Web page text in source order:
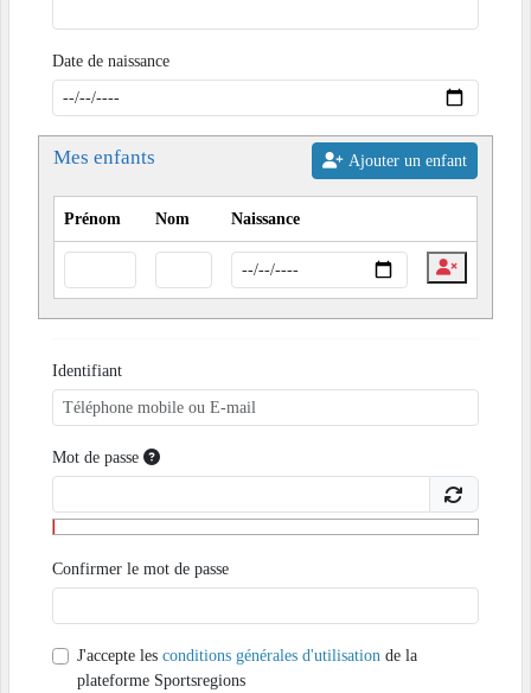
Date de naissance
Mes enfants Ajouter un enfant
Prénom Nom Naissance
Identifiant
Mot de passe
Confirmer le mot de passe
J'accepte les conditions générales d'utilisation de la
plateforme Sportsregions